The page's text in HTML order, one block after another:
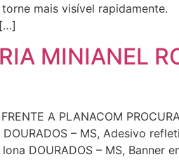
mais visível rapidamente.
MINIANEL
A PLANACOM
– MS, Adesivo
DOURADOS – MS, Banner